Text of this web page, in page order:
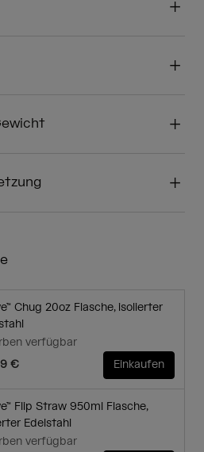
Chug 20oz Flasche, isolierter
verfügbar
€
Einkaufen
Flip Straw 950ml Flasche,
Edelstahl
verfügbar